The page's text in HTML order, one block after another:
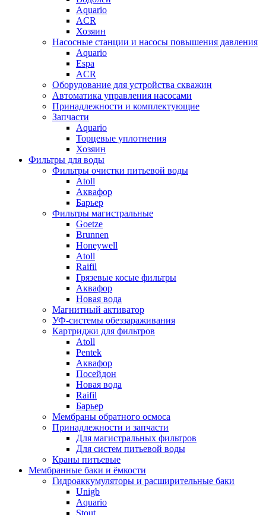
Aquario
ACR
Хозяин
Насосные станции и насосы повышения давления
Aquario
Espa
ACR
Оборудование для устройства скважин
Автоматика управления насосами
Принадлежности и комплектующие
Запчасти
Aquario
Торцевые уплотнения
Хозяин
Фильтры для воды
Фильтры очистки питьевой воды
Atoll
Аквафор
Барьер
Фильтры магистральные
Goetze
Brunnen
Honeywell
Atoll
Raifil
Грязевые косые фильтры
Аквафор
Новая вода
Магнитный активатор
УФ-системы обеззараживания
Картриджи для фильтров
Atoll
Pentek
Аквафор
Посейдон
Новая вода
Raifil
Барьер
Мембраны обратного осмоса
Принадлежности и запчасти
Для магистральных фильтров
Для систем питьевой воды
Краны питьевые
Мембранные баки и ёмкости
Гидроаккумуляторы и расширительные баки
Unigb
Aquario
Stout